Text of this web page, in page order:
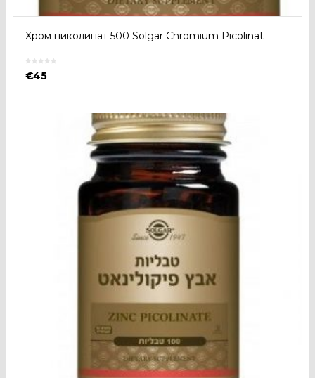
Хром пиколинат 500 Solgar Chromium Picolinat
€45